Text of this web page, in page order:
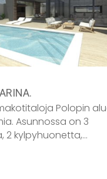
Polopin
Asunnossa on 3
2 kylpyhuonetta,…